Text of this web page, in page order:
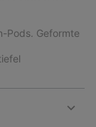
Pods. Geformte